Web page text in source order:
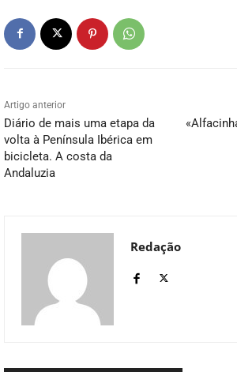
Artigo anterior
Diário de mais uma etapa da
volta à Península Ibérica em
bicicleta. A costa da
Andaluzia
Redação